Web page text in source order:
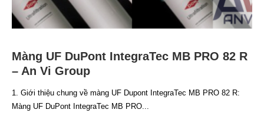
Màng UF DuPont IntegraTec MB PRO 82 R
– An Vi Group
1. Giới thiệu chung về màng UF Dupont IntegraTec MB PRO 82 R:
Màng UF DuPont IntegraTec MB PRO...